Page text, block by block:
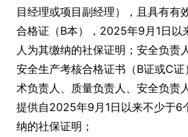
目经理或项目副经理），且具有有
合格证（B本），2025年9月1日以
人为其缴纳的社保证明；安全负责
安全生产考核合格证书（B证或C
术负责人、质量负责人、安全负责
提供自2025年9月1日以来不少于6
纳的社保证明；